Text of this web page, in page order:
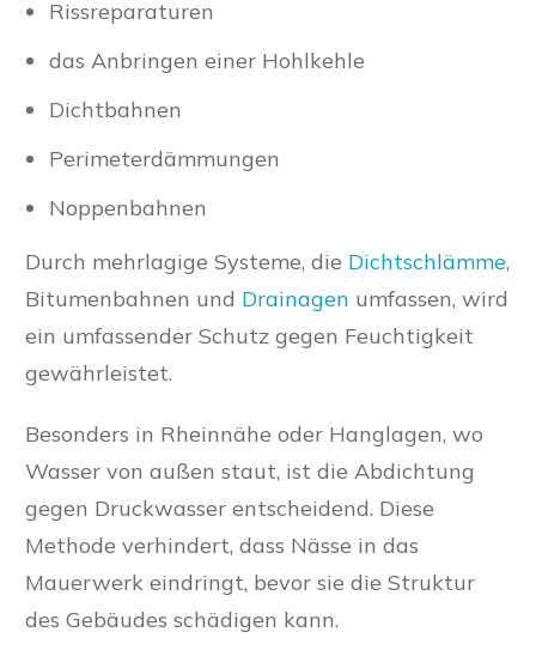
Rissreparaturen
das Anbringen einer Hohlkehle
Dichtbahnen
Perimeterdämmungen
Noppenbahnen
Durch mehrlagige Systeme, die Dichtschlämme,
Bitumenbahnen und Drainagen umfassen, wird
ein umfassender Schutz gegen Feuchtigkeit
gewährleistet.
Besonders in Rheinnähe oder Hanglagen, wo
Wasser von außen staut, ist die Abdichtung
gegen Druckwasser entscheidend. Diese
Methode verhindert, dass Nässe in das
Mauerwerk eindringt, bevor sie die Struktur
des Gebäudes schädigen kann.